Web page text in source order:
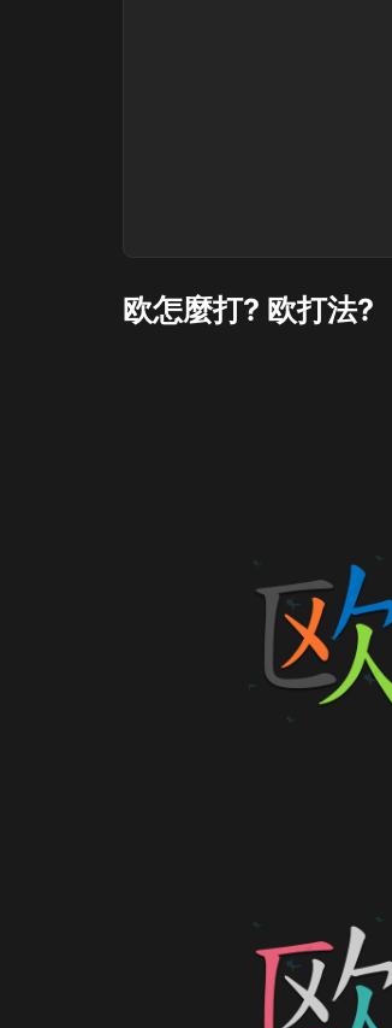
欧怎麼打? 欧打法?